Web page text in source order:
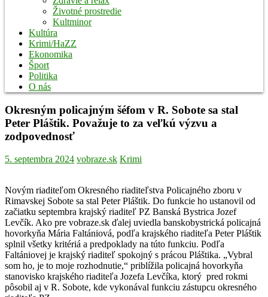
Životné prostredie
Kultminor
Kultúra
Krimi/HaZZ
Ekonomika
Šport
Politika
O nás
Okresným policajným šéfom v R. Sobote sa stal
Peter Pláštik. Považuje to za veľkú výzvu a
zodpovednosť
5. septembra 2024 vobraze.sk Krimi
Novým riaditeľom Okresného riaditeľstva Policajného zboru v
Rimavskej Sobote sa stal Peter Pláštik. Do funkcie ho ustanovil od
začiatku septembra krajský riaditeľ PZ Banská Bystrica Jozef
Levčík. Ako pre vobraze.sk ďalej uviedla banskobystrická policajná
hovorkyňa Mária Faltániová, podľa krajského riaditeľa Peter Pláštik
splnil všetky kritériá a predpoklady na túto funkciu. Podľa
Faltániovej je krajský riaditeľ spokojný s prácou Pláštika. „Vybral
som ho, je to moje rozhodnutie,“ priblížila policajná hovorkyňa
stanovisko krajského riaditeľa Jozefa Levčíka, ktorý pred rokmi
pôsobil aj v R. Sobote, kde vykonával funkciu zástupcu okresného